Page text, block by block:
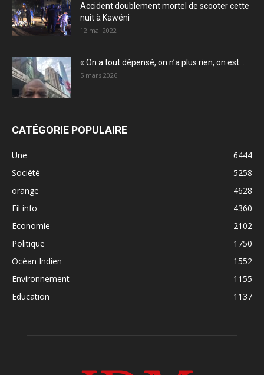
Accident doublement mortel de scooter cette
nuit à Kawéni
12 mai 2022
« On a tout dépensé, on n’a plus rien, on est...
5 mars 2026
CATÉGORIE POPULAIRE
Une
6444
Société
5258
orange
4628
Fil info
4360
Economie
2102
Politique
1750
Océan Indien
1552
Environnement
1155
Education
1137